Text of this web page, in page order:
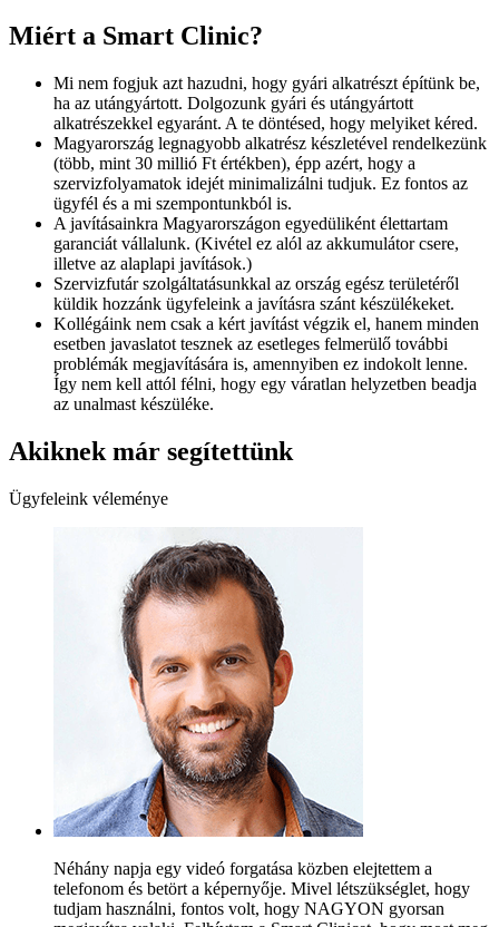
Miért a Smart Clinic?
Mi nem fogjuk azt hazudni, hogy gyári alkatrészt építünk be,
ha az utángyártott. Dolgozunk gyári és utángyártott
alkatrészekkel egyaránt. A te döntésed, hogy melyiket kéred.
Magyarország legnagyobb alkatrész készletével rendelkezünk
(több, mint 30 millió Ft értékben), épp azért, hogy a
szervizfolyamatok idejét minimalizálni tudjuk. Ez fontos az
ügyfél és a mi szempontunkból is.
A javításainkra Magyarországon egyedüliként élettartam
garanciát vállalunk. (Kivétel ez alól az akkumulátor csere,
illetve az alaplapi javítások.)
Szervizfutár szolgáltatásunkkal az ország egész területéről
küldik hozzánk ügyfeleink a javításra szánt készülékeket.
Kollégáink nem csak a kért javítást végzik el, hanem minden
esetben javaslatot tesznek az esetleges felmerülő további
problémák megjavítására is, amennyiben ez indokolt lenne.
Így nem kell attól félni, hogy egy váratlan helyzetben beadja
az unalmast készüléke.
Akiknek már segítettünk
Ügyfeleink véleménye
Néhány napja egy videó forgatása közben elejtettem a
telefonom és betört a képernyője. Mivel létszükséglet, hogy
tudjam használni, fontos volt, hogy NAGYON gyorsan